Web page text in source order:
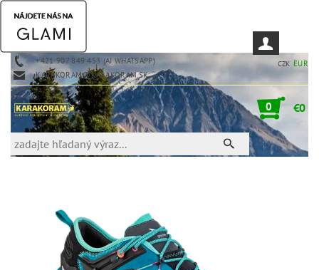
+421 907 849 453 (AJ WHATSAPP)
KARAKORAM@KARAKORAM.SK
CZK EUR
0 €0